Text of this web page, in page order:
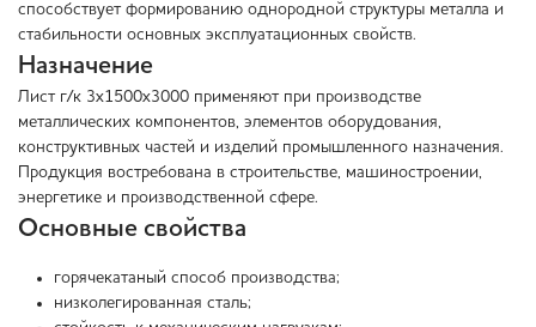
способствует формированию однородной структуры металла и
стабильности основных эксплуатационных свойств.
Назначение
Лист г/к 3х1500х3000 применяют при производстве
металлических компонентов, элементов оборудования,
конструктивных частей и изделий промышленного назначения.
Продукция востребована в строительстве, машиностроении,
энергетике и производственной сфере.
Основные свойства
горячекатаный способ производства;
низколегированная сталь;